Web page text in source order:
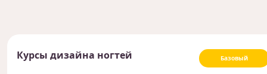
Базовый
Курсы дизайна ногтей